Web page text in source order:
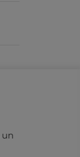
un